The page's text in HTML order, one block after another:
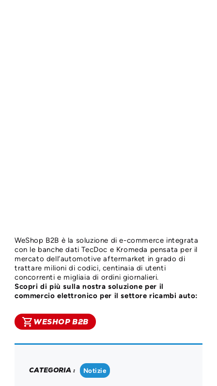
WeShop B2B è la soluzione di e-commerce integrata
con le banche dati TecDoc e Kromeda pensata per il
mercato dell’automotive aftermarket in grado di
trattare milioni di codici, centinaia di utenti
concorrenti e migliaia di ordini giornalieri.
Scopri di più sulla nostra soluzione per il
commercio elettronico per il settore ricambi auto:
shopping_cart WESHOP B2B
CATEGORIA : Notizie